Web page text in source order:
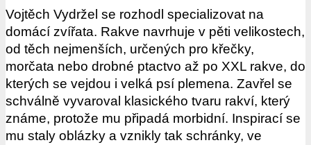
Vojtěch Vydržel se rozhodl specializovat na
domácí zvířata. Rakve navrhuje v pěti velikostech,
od těch nejmenších, určených pro křečky,
morčata nebo drobné ptactvo až po XXL rakve, do
kterých se vejdou i velká psí plemena. Zavřel se
schválně vyvaroval klasického tvaru rakví, který
známe, protože mu připadá morbidní. Inspirací se
mu staly oblázky a vznikly tak schránky, ve